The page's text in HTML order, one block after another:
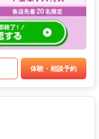
体験・相談予約